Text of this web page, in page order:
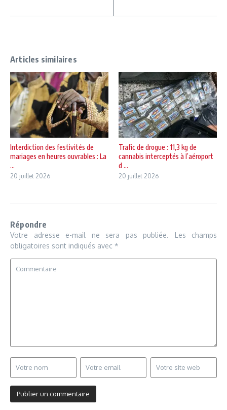
Articles similaires
Interdiction des festivités de
mariages en heures ouvrables : La
...
20 juillet 2026
Trafic de drogue : 11,3 kg de
cannabis interceptés à l’aéroport
d ...
20 juillet 2026
Répondre
Votre adresse e-mail ne sera pas publiée.
Les champs
obligatoires sont indiqués avec *